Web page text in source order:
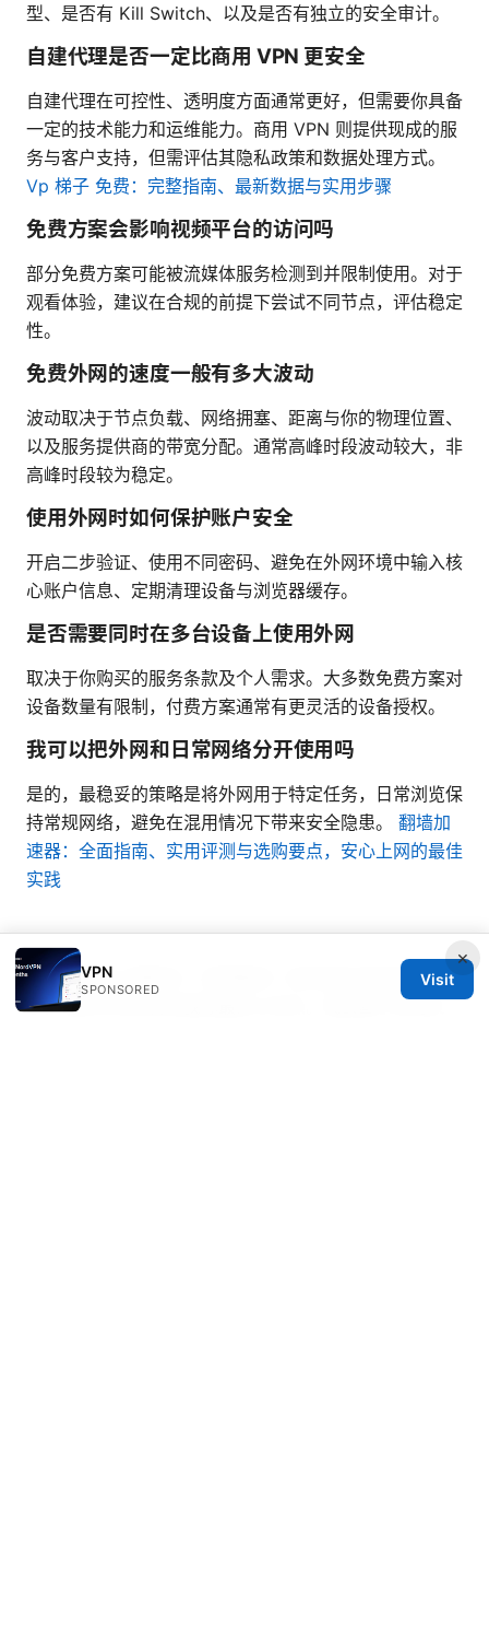
型、是否有 Kill Switch、以及是否有独立的安全审计。
自建代理是否一定比商用 VPN 更安全
自建代理在可控性、透明度方面通常更好，但需要你具备
一定的技术能力和运维能力。商用 VPN 则提供现成的服
务与客户支持，但需评估其隐私政策和数据处理方式。
Vp 梯子 免费：完整指南、最新数据与实用步骤
免费方案会影响视频平台的访问吗
部分免费方案可能被流媒体服务检测到并限制使用。对于
观看体验，建议在合规的前提下尝试不同节点，评估稳定
性。
免费外网的速度一般有多大波动
波动取决于节点负载、网络拥塞、距离与你的物理位置、
以及服务提供商的带宽分配。通常高峰时段波动较大，非
高峰时段较为稳定。
使用外网时如何保护账户安全
开启二步验证、使用不同密码、避免在外网环境中输入核
心账户信息、定期清理设备与浏览器缓存。
是否需要同时在多台设备上使用外网
取决于你购买的服务条款及个人需求。大多数免费方案对
设备数量有限制，付费方案通常有更灵活的设备授权。
我可以把外网和日常网络分开使用吗
是的，最稳妥的策略是将外网用于特定任务，日常浏览保
持常规网络，避免在混用情况下带来安全隐患。 翻墙加
速器：全面指南、实用评测与选购要点，安心上网的最佳
实践
如果你愿意了解更多、或想看某一类场景的具体操作演
示，请在评论区告诉我你最关心的点。我会基于你的反
×
VPN
SPONSORED
Visit